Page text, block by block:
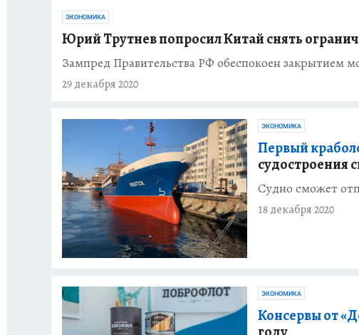
ЭКОНОМИКА
Юрий Трутнев попросил Китай снять
Зампред Правительства РФ обеспокоен закрытием
29 декабря 2020
ЭКОНОМИКА
Первый
судостроения
Судно сможет
18 декабря 2020
ЭКОНОМИКА
Консервы от